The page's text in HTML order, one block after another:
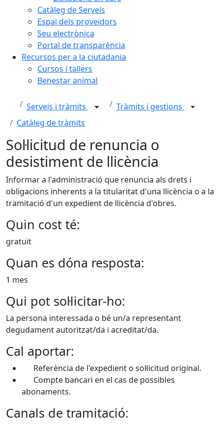
Catàleg de Serveis
Espai dels proveïdors
Seu electrònica
Portal de transparència
Recursos per a la ciutadania
Cursos i tallers
Benestar animal
Serveis i tràmits
Tràmits i gestions
Catàleg de tràmits
Sol·licitud de renuncia o
desistiment de llicència
Informar a l'administració que renuncia als drets i
obligacions inherents a la titularitat d'una llicència o a la
tramitació d'un expedient de llicència d'obres.
Quin cost té:
gratuït
Quan es dóna resposta:
1 mes
Qui pot sol·licitar-ho:
La persona interessada o bé un/a representant
degudament autoritzat/da i acreditat/da.
Cal aportar:
Referència de l'expedient o sol·licitud original.
Compte bancari en el cas de possibles
abonaments.
Canals de tramitació: